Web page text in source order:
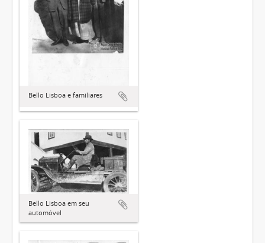
Bello Lisboa e familiares
Bello Lisboa em seu
automóvel